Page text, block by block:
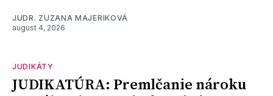
JUDR. ZUZANA MAJERIKOVÁ
august 4, 2026
JUDIKÁTY
JUDIKATÚRA: Premlčanie nároku